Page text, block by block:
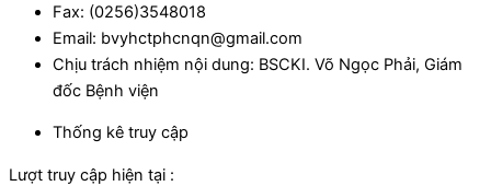
Fax: (0256)3548018
Email: bvyhctphcnqn@gmail.com
Chịu trách nhiệm nội dung: BSCKI. Võ Ngọc Phải, Giám
đốc Bệnh viện
Thống kê truy cập
Lượt truy cập hiện tại :